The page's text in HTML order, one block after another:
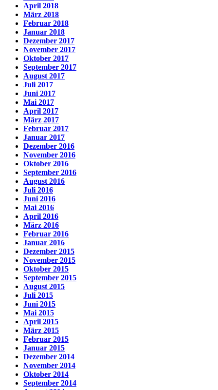
April 2018
März 2018
Februar 2018
Januar 2018
Dezember 2017
November 2017
Oktober 2017
September 2017
August 2017
Juli 2017
Juni 2017
Mai 2017
April 2017
März 2017
Februar 2017
Januar 2017
Dezember 2016
November 2016
Oktober 2016
September 2016
August 2016
Juli 2016
Juni 2016
Mai 2016
April 2016
März 2016
Februar 2016
Januar 2016
Dezember 2015
November 2015
Oktober 2015
September 2015
August 2015
Juli 2015
Juni 2015
Mai 2015
April 2015
März 2015
Februar 2015
Januar 2015
Dezember 2014
November 2014
Oktober 2014
September 2014